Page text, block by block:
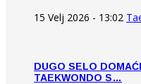
15 Velj 2026 - 13:02
DUGO SELO
TAEKWONDO S…